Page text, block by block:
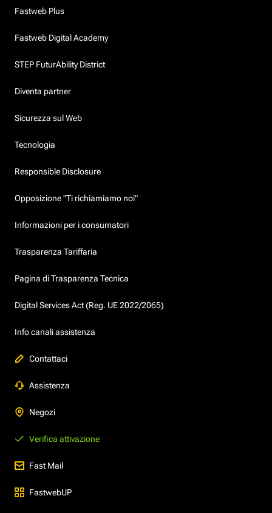
Fastweb Plus
Fastweb Digital Academy
STEP FuturAbility District
Diventa partner
Sicurezza sul Web
Tecnologia
Responsible Disclosure
Opposizione "Ti richiamiamo noi"
Informazioni per i consumatori
Trasparenza Tariffaria
Pagina di Trasparenza Tecnica
Digital Services Act (Reg. UE 2022/2065)
Info canali assistenza
Contattaci
Assistenza
Negozi
Verifica attivazione
Fast Mail
FastwebUP